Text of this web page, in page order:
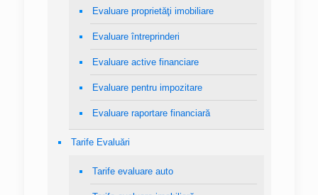
Evaluare proprietăţi imobiliare
Evaluare întreprinderi
Evaluare active financiare
Evaluare pentru impozitare
Evaluare raportare financiară
Tarife Evaluări
Tarife evaluare auto